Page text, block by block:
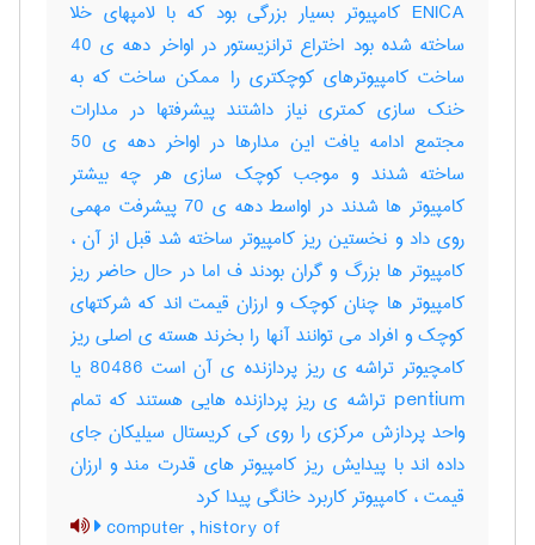
ENICA کامپیوتر بسیار بزرگی بود که با لامپهای خلا
ساخته شده بود اختراع ترانزیستور در اواخر دهه ی 40
ساخت کامپیوترهای کوچکتری را ممکن ساخت که به
خنک سازی کمتری نیاز داشتند پیشرفتها در مدارات
مجتمع ادامه یافت این مدارها در اواخر دهه ی 50
ساخته شدند و موجب کوچک سازی هر چه بیشتر
کامپیوتر ها شدند در اواسط دهه ی 70 پیشرفت مهمی
روی داد و نخستین ریز کامپیوتر ساخته شد قبل از آن ،
کامپیوتر ها بزرگ و گران بودند ف اما در حال حاضر ریز
کامپیوتر ها چنان کوچک و ارزان قیمت اند که شرکتهای
کوچک و افراد می توانند آنها را بخرند هسته ی اصلی ریز
کامچیوتر تراشه ی ریز پردازنده ی آن است 80486 یا
pentium تراشه ی ریز پردازنده هایی هستند که تمام
واحد پردازش مرکزی را روی کی کریستال سیلیکان جای
داده اند با پیدایش ریز کامپیوتر های قدرت مند و ارزان
قیمت ، کامپیوتر کاربرد خانگی پیدا کرد
computer , history of